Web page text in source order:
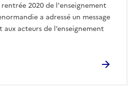
2020 de l'enseignement
a adressé un message
aux acteurs de l’enseignement